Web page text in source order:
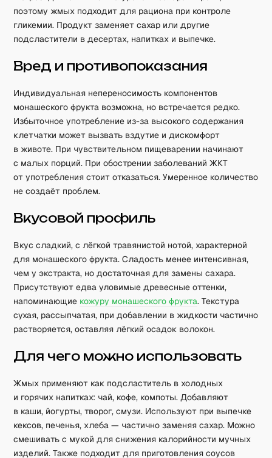
поэтому жмых подходит для рациона при контроле
гликемии. Продукт заменяет сахар или другие
подсластители в десертах, напитках и выпечке.
Вред и противопоказания
Индивидуальная непереносимость компонентов
монашеского фрукта возможна, но встречается редко.
Избыточное употребление из-за высокого содержания
клетчатки может вызвать вздутие и дискомфорт
в животе. При чувствительном пищеварении начинают
с малых порций. При обострении заболеваний ЖКТ
от употребления стоит отказаться. Умеренное количество
не создаёт проблем.
Вкусовой профиль
Вкус сладкий, с лёгкой травянистой нотой, характерной
для монашеского фрукта. Сладость менее интенсивная,
чем у экстракта, но достаточная для замены сахара.
Присутствуют едва уловимые древесные оттенки,
напоминающие кожуру монашеского фрукта. Текстура
сухая, рассыпчатая, при добавлении в жидкости частично
растворяется, оставляя лёгкий осадок волокон.
Для чего можно использовать
Жмых применяют как подсластитель в холодных
и горячих напитках: чай, кофе, компоты. Добавляют
в каши, йогурты, творог, смузи. Используют при выпечке
кексов, печенья, хлеба — частично заменяя сахар. Можно
смешивать с мукой для снижения калорийности мучных
изделий. Также подходит для приготовления соусов